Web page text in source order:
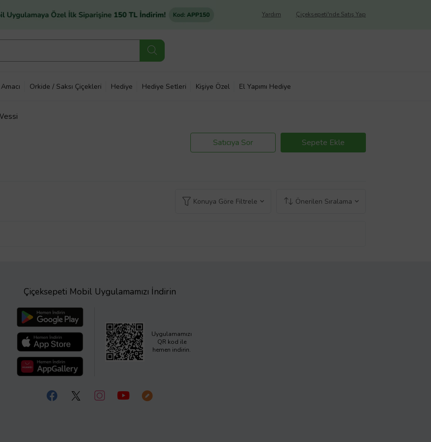
Çiçeksepeti'nde Satış Yap
Yardım
Orkide / Saksı Çiçekleri Hediye Hediye Setleri Kişiye Özel El Yapımı Hediye
Satıcıya Sor Sepete Ekle
Konuya Göre Filtrele Önerilen Sıralama
Çiçeksepeti Mobil Uygulamamızı İndirin
Uygulamamızı
QR kod ile
hemen indirin.